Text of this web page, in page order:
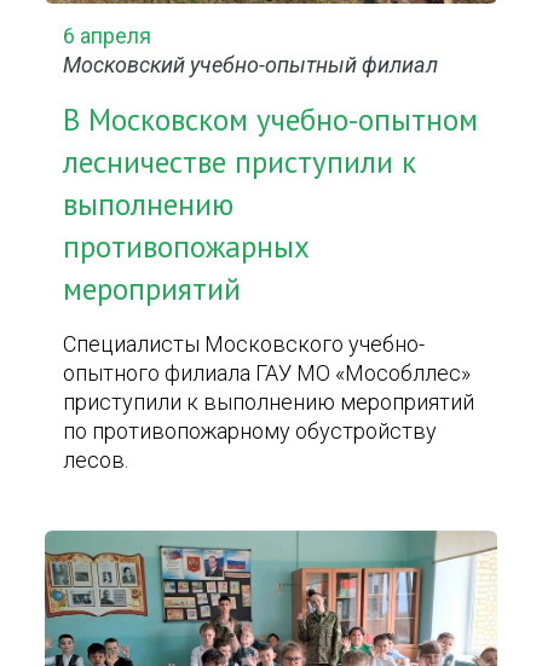
6 апреля
Московский учебно-опытный филиал
В Московском учебно-опытном
лесничестве приступили к
выполнению
противопожарных
мероприятий
Специалисты Московского учебно-
опытного филиала ГАУ МО «Мособллес»
приступили к выполнению мероприятий
по противопожарному обустройству
лесов.